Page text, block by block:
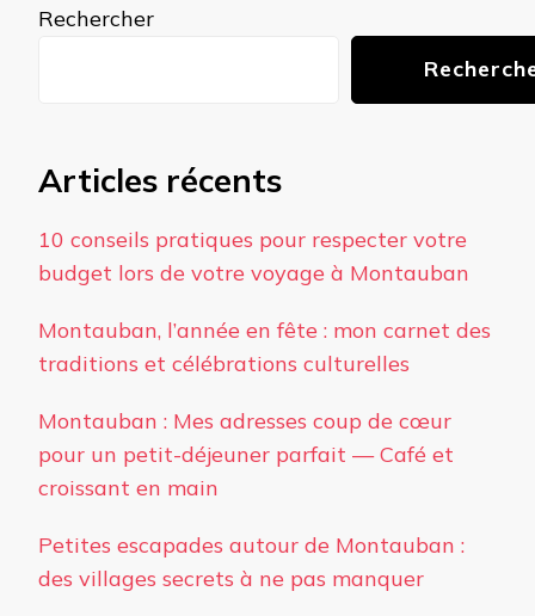
Rechercher
Articles récents
10 conseils pratiques pour respecter votre
budget lors de votre voyage à Montauban
Montauban, l’année en fête : mon carnet des
traditions et célébrations culturelles
Montauban : Mes adresses coup de cœur
pour un petit-déjeuner parfait — Café et
croissant en main
Petites escapades autour de Montauban :
des villages secrets à ne pas manquer